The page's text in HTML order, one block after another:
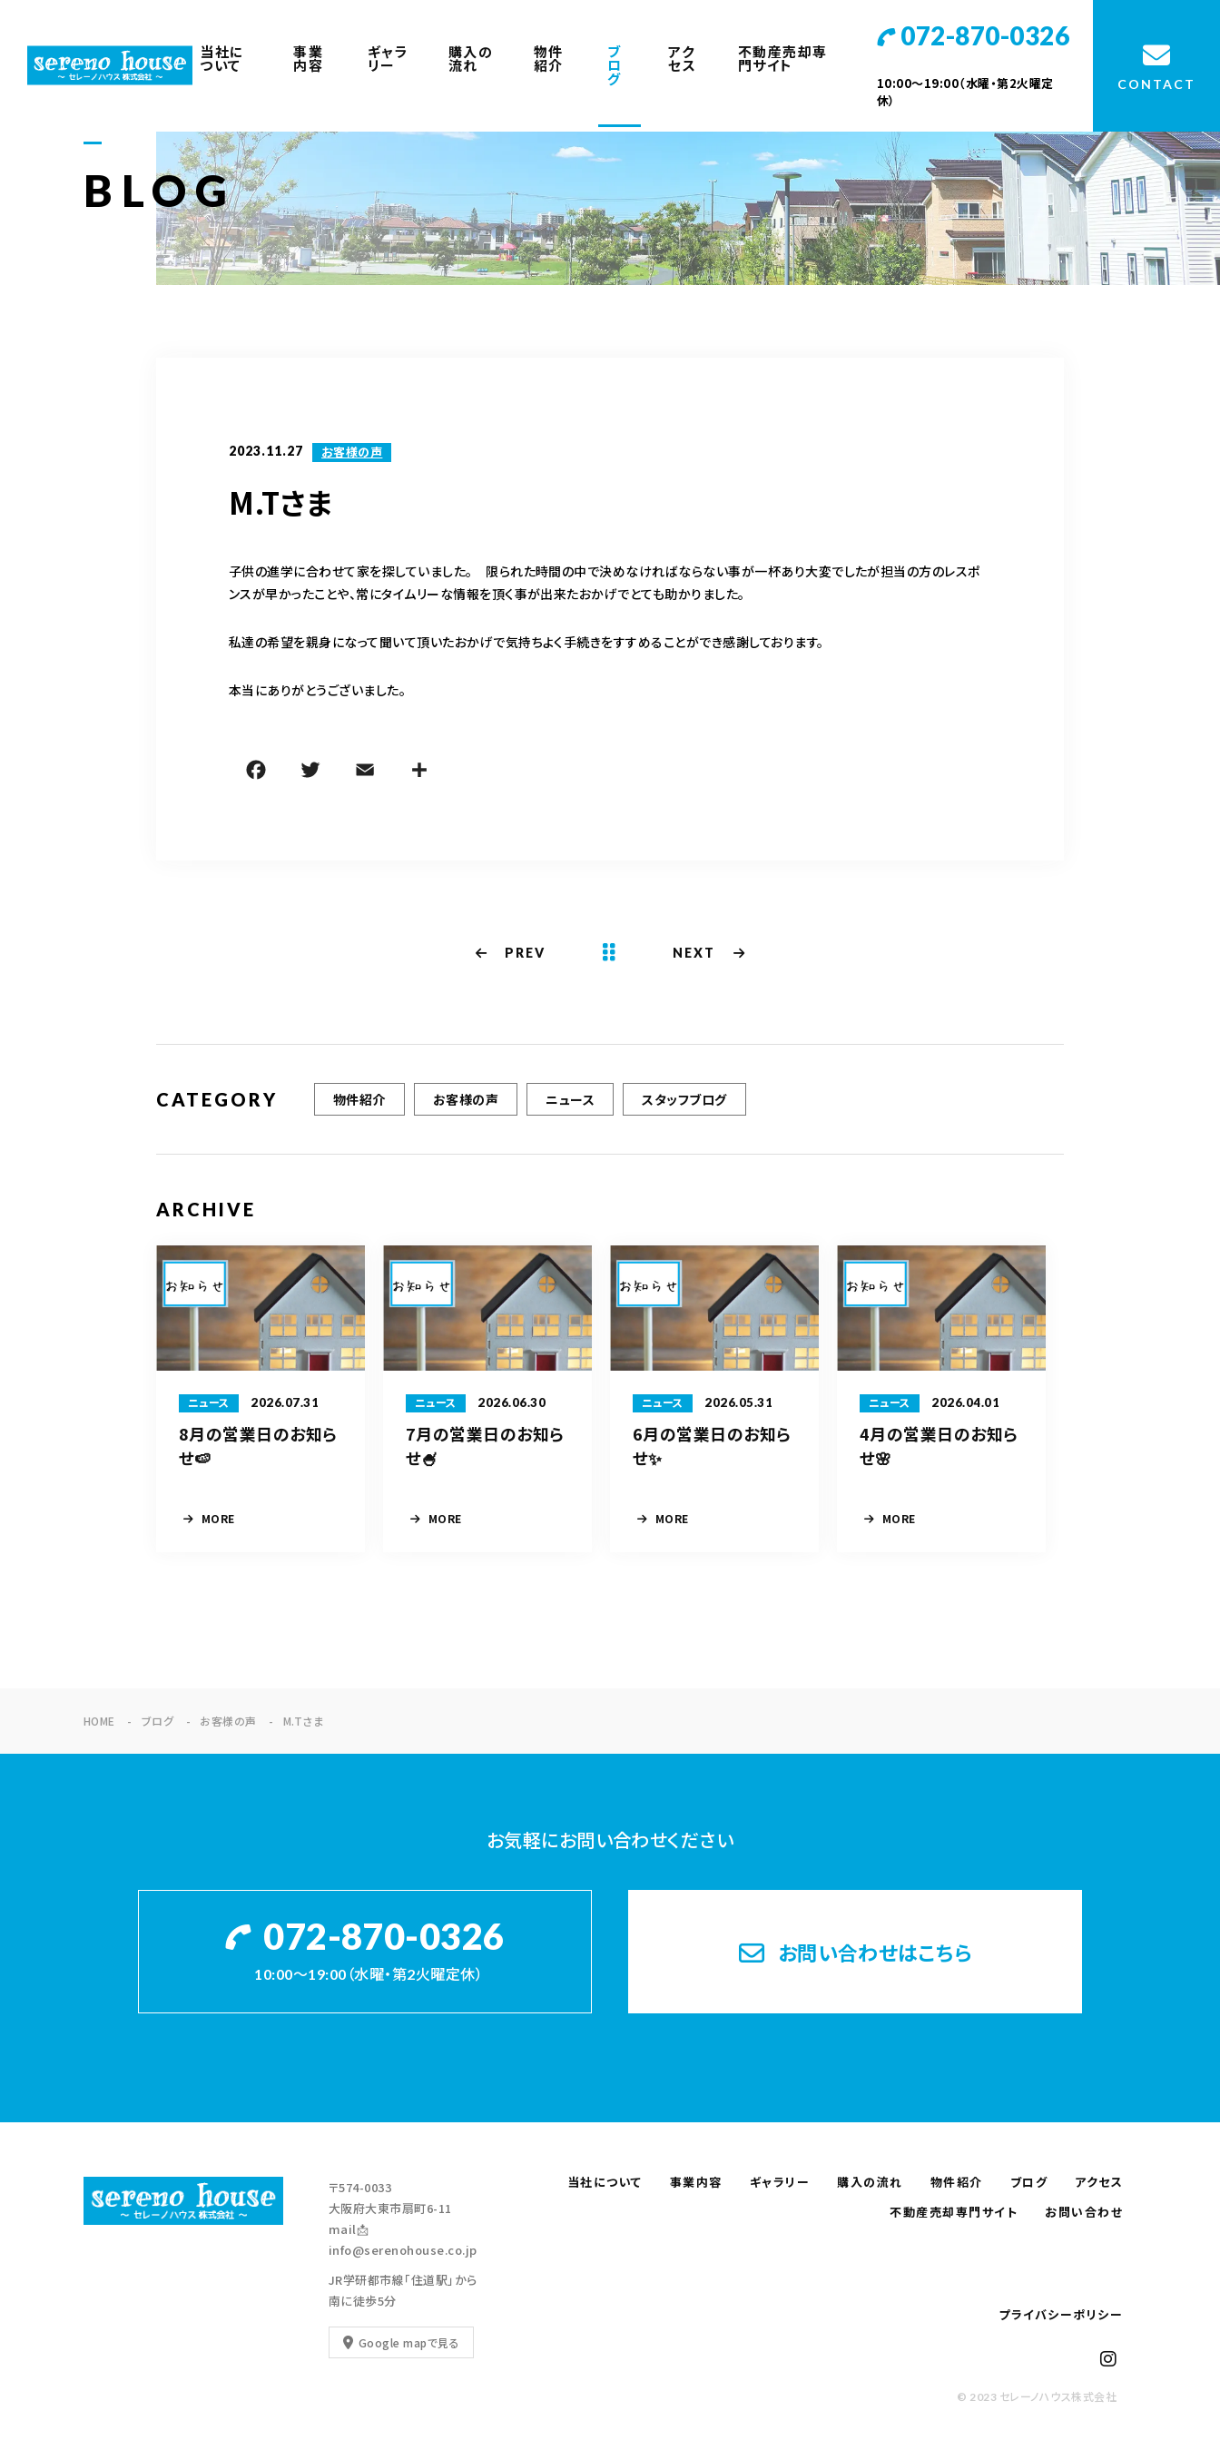
当社に
ついて
事業
内容
ギャラ
リー
購入の
流れ
物件
紹介
ブ
ロ
グ
アク
セス
不動産売却専
門サイト
072-870-0326
10:00～19:00（水曜・第2火曜定
休）
CONTACT
BLOG
2023.11.27 お客様の声
M.Tさま
子供の進学に合わせて家を探していました。 限られた時間の中で決めなければならない事が一杯あり大変でしたが担当の方のレスポ
ンスが早かったことや、常にタイムリーな情報を頂く事が出来たおかげでとても助かりました。
私達の希望を親身になって聞いて頂いたおかげで気持ちよく手続きをすすめることができ感謝しております。
本当にありがとうございました。
PREV NEXT
CATEGORY 物件紹介 お客様の声 ニュース スタッフブログ
ARCHIVE
ニュース 2026.07.31
8月の営業日のお知ら
せ🍉
MORE
ニュース 2026.06.30
7月の営業日のお知ら
せ🍧
MORE
ニュース 2026.05.31
6月の営業日のお知ら
せ✨
MORE
ニュース 2026.04.01
4月の営業日のお知ら
せ🌸
MORE
HOME ブログ お客様の声 M.Tさま
お気軽にお問い合わせください
072-870-0326
10:00～19:00（水曜・第2火曜定休）
お問い合わせはこちら
〒574-0033
大阪府大東市扇町6-11
mail📩
info@serenohouse.co.jp
JR学研都市線「住道駅」から
南に徒歩5分
Google mapで見る
当社について 事業内容 ギャラリー 購入の流れ 物件紹介 ブログ アクセス
不動産売却専門サイト お問い合わせ
プライバシーポリシー
© 2023 セレーノハウス株式会社